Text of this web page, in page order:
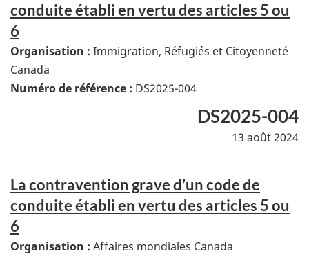
conduite établi en vertu des articles 5 ou
6
Organisation : Immigration, Réfugiés et Citoyenneté
Canada
Numéro de référence : DS2025-004
DS2025-004
13 août 2024
La contravention grave d’un code de
conduite établi en vertu des articles 5 ou
6
Organisation : Affaires mondiales Canada